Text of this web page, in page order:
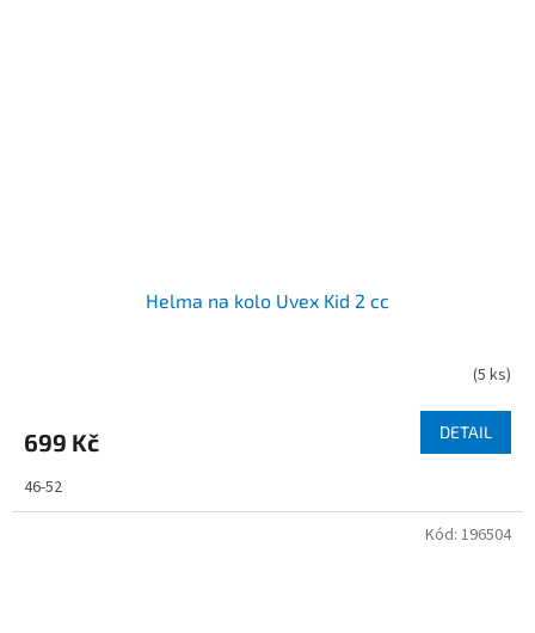
Helma na kolo Uvex Kid 2 cc
(5 ks)
699 Kč DETAIL
46-52
Kód: 196504